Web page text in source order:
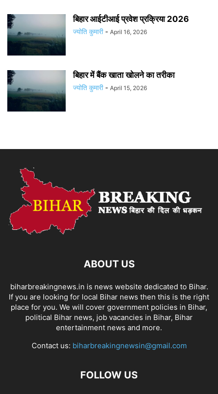
बिहार आईटीआई प्रवेश प्रक्रिया 2026
ज्योति कुमारी - April 16, 2026
बिहार में बैंक खाता खोलने का तरीका
ज्योति कुमारी - April 15, 2026
ABOUT US
biharbreakingnews.in is news website dedicated to Bihar.
If you are looking for local Bihar news then this is the right
place for you. We will cover government policies in Bihar,
political Bihar news, job vacancies in Bihar, Bihar
entertainment news and more.
Contact us: biharbreakingnewsin@gmail.com
FOLLOW US